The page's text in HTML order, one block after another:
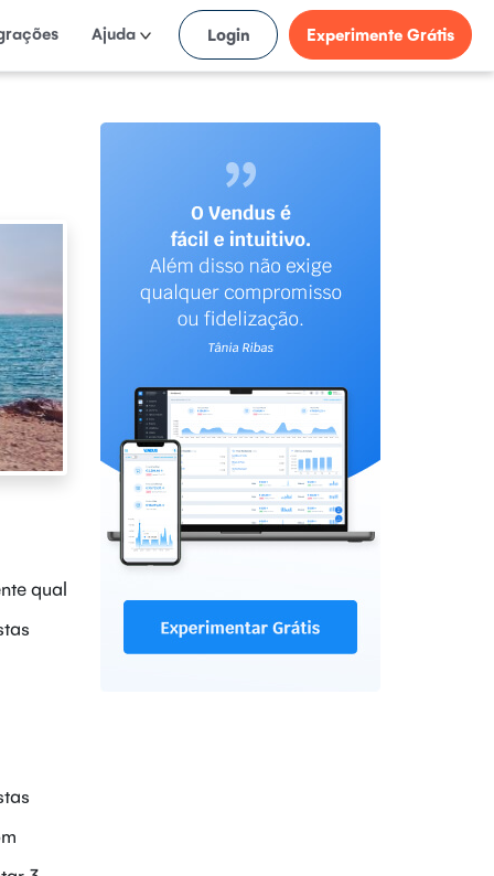
Ajuda Login Experimente Grátis
qual